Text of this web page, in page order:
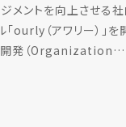
メントを向上させる
ourly（アワリー）」を
発（Organization